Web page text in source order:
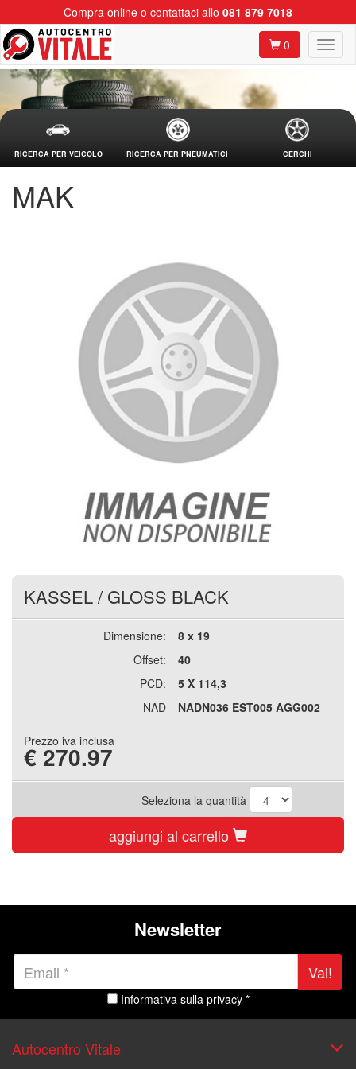
Compra online o contattaci allo 081 879 7018
0
RICERCA PER VEICOLO RICERCA PER PNEUMATICI CERCHI
MAK
KASSEL/ GLOSS BLACK
Dimensione:
8 x 19
Offset:
40
PCD:
5 X 114,3
NAD
NADN036 EST005 AGG002
Prezzo iva inclusa
€ 270.97
Seleziona la quantità
aggiungi al carrello
Newsletter
Vai!
Informativa sulla privacy *
Autocentro Vitale